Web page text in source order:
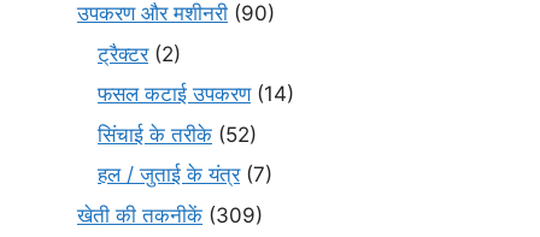
उपकरण और मशीनरी (90)
ट्रैक्टर(2)
फसल कटाई उपकरण(14)
सिंचाई के तरीके (52)
हल / जुताई के यंत्र(7)
खेती की तकनीकें (309)